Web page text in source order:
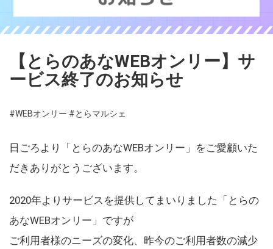
【とらのあなWEBオンリー】サ
ービス終了のお知らせ
#WEBオンリー #とらマルシェ
日ごろより「とらのあなWEBオンリー」をご愛顧いた
だきありがとうございます。
2020年よりサービスを提供してまいりました「とらの
あなWEBオンリー」ですが
ご利用者様のニーズの変化、昨今のご利用者数の減少